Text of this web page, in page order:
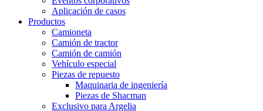
Aplicación de casos
Productos
Camioneta
Camión de tractor
Camión de camión
Vehículo especial
Piezas de repuesto
Maquinaria de ingeniería
Piezas de Shacman
Exclusivo para Argelia